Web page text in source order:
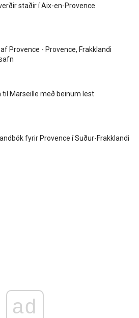
staðir í Aix-en-Provence
Provence - Provence, Frakklandi
til Marseille með beinum lest
fyrir Provence í Suður-Frakklandi
ad